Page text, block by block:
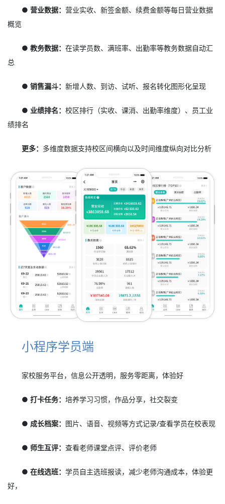
● 营业数据：营业实收、新签金额、续费金额等每日营业数据
概览
● 教务数据：在读学员数、满班率、出勤率等教务数据自动汇
总
● 销售漏斗：新增人数、到访、试听、报名转化图形化呈现
● 业绩排名：校区排行（实收、课消、出勤率维度）、员工业
绩排名
更多： 多维度数据支持校区间横向以及时间维度纵向对比分析
小程序学员端
家校服务平台，信息公开透明，服务零距离，体验好
● 打卡任务：培养学习习惯，作品分享，社交裂变
● 成长档案： 图片、语音、视频等方式记录/查看学员在校表现
● 师生互评：查看老师课堂点评、评价老师
● 在线选班：学员自主选班报读，减少老师沟通成本，体验更
好，